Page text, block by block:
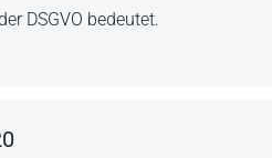
DSGVO bedeutet.